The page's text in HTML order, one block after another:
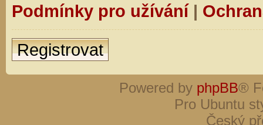
Podmínky pro užívání|
Registrovat
Powered by phpBB®
Pro Ubuntu
Český